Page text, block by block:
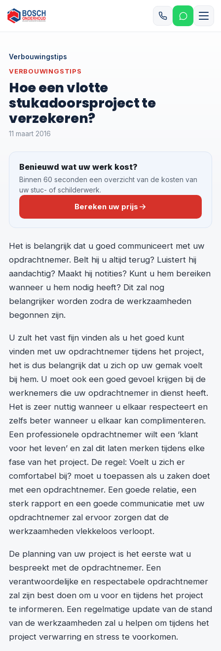
Verbouwingstips
VERBOUWINGSTIPS
Hoe een vlotte
stukadoorsproject te
verzekeren?
11 maart 2016
Benieuwd wat uw werk kost?
Binnen 60 seconden een overzicht van de kosten van
uw stuc- of schilderwerk.
Bereken uw prijs
Het is belangrijk dat u goed communiceert met uw
opdrachtnemer. Belt hij u altijd terug? Luistert hij
aandachtig? Maakt hij notities? Kunt u hem bereiken
wanneer u hem nodig heeft? Dit zal nog
belangrijker worden zodra de werkzaamheden
begonnen zijn.
U zult het vast fijn vinden als u het goed kunt
vinden met uw opdrachtnemer tijdens het project,
het is dus belangrijk dat u zich op uw gemak voelt
bij hem. U moet ook een goed gevoel krijgen bij de
werknemers die uw opdrachtnemer in dienst heeft.
Het is zeer nuttig wanneer u elkaar respecteert en
zelfs beter wanneer u elkaar kan complimenteren.
Een professionele opdrachtnemer wilt een ‘klant
voor het leven’ en zal dit laten merken tijdens elke
fase van het project. De regel: Voelt u zich er
comfortabel bij? moet u toepassen als u zaken doet
met een opdrachtnemer. Een goede relatie, een
sterk rapport en een goede communicatie met uw
opdrachtnemer zal ervoor zorgen dat de
werkzaamheden vlekkeloos verloopt.
De planning van uw project is het eerste wat u
bespreekt met de opdrachtnemer. Een
verantwoordelijke en respectabele opdrachtnemer
zal zijn best doen om u voor en tijdens het project
te informeren. Een regelmatige update van de stand
van de werkzaamheden zal u helpen om tijdens het
project verwarring en stress te voorkomen.